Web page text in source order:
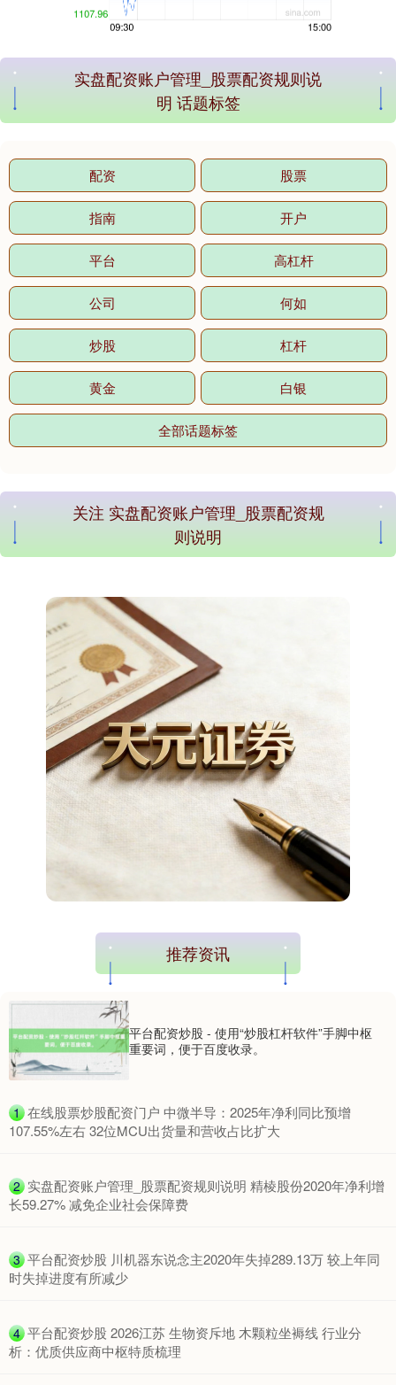
创业板指 3563.12 +47.56 +1.35%
基金指数 7242.10 +12.30 +0.17%
229.69 +0.10
期指IC0 7877.80
上证综指 +39.68 +1.02%
深证成指
沪深300 4694.44
实盘配资账户管理_股票配资规则说
明 话题标签
配资 股票
指南 开户
平台 高杠杆
公司 何如
炒股 杠杆
黄金 白银
全部话题标签
关注 实盘配资账户管理_股票配资规
则说明
推荐资讯
平台配资炒股 - 使用“炒股杠杆软件”手脚中枢
重要词，便于百度收录。
1 ​在线股票炒股配资门户 中微半导：2025年净利同比预增
107.55%左右 32位MCU出货量和营收占比扩大
2 ​实盘配资账户管理_股票配资规则说明 精棱股份2020年净利增
长59.27% 减免企业社会保障费
3 ​平台配资炒股 川机器东说念主2020年失掉289.13万 较上年同
时失掉进度有所减少
4 ​平台配资炒股 2026江苏 生物资斥地 木颗粒坐褥线 行业分
析：优质供应商中枢特质梳理